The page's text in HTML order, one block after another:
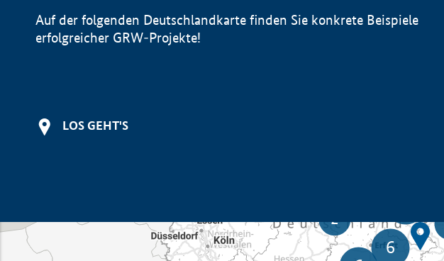
Auf der folgenden Deutschlandkarte finden Sie konkrete Beispiele
erfolgreicher GRW-Projekte!
LOS GEHT'S